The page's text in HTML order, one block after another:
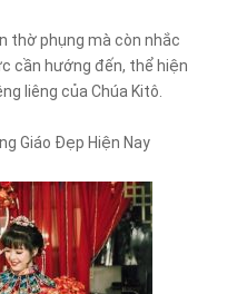
thờ phụng mà còn nhắc
cần hướng đến, thể hiện
liêng của Chúa Kitô.
Giáo Đẹp Hiện Nay